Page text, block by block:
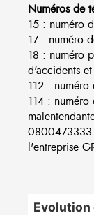
Numéros de
15 : numéro
17 : numéro
18 : numéro
d'accidents
112 :
114 : numéro
0800473333
l'entreprise
Evolution